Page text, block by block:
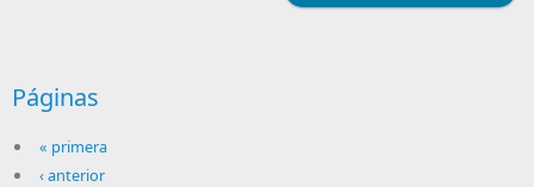
Páginas
« primera
‹ anterior